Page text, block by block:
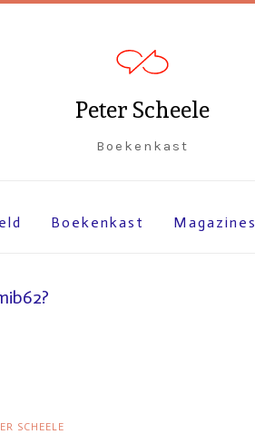
Peter Scheele
Boekenkast
Boekenkast Magazines
SCHEELE